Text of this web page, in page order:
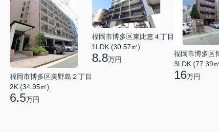
福岡市博多区美野島２丁目
2K (34.95㎡)
6.5万円
福岡市博多区東比恵４丁目
1LDK (30.57㎡)
8.8万円
福岡市博多区
3LDK (77.39
16万円